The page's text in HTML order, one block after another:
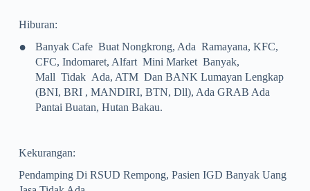
Hiburan:
•
Banyak Cafe Buat Nongkrong, Ada Ramayana, KFC,
CFC, Indomaret, Alfart Mini Market Banyak,
Mall Tidak Ada, ATM Dan BANK Lumayan Lengkap
(BNI, BRI , MANDIRI, BTN, Dll), Ada GRAB Ada
Pantai Buatan, Hutan Bakau.
Kekurangan:
Pendamping Di RSUD Rempong, Pasien IGD Banyak Uang